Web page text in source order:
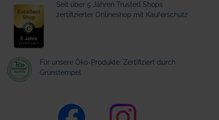
Seit über 5 Jahren Trusted Shops
zertifizierter Onlineshop mit Käuferschutz
Für unsere Öko-Produkte: Zertifiziert durch
Grünstempel